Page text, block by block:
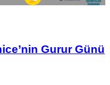
Gurur Günü